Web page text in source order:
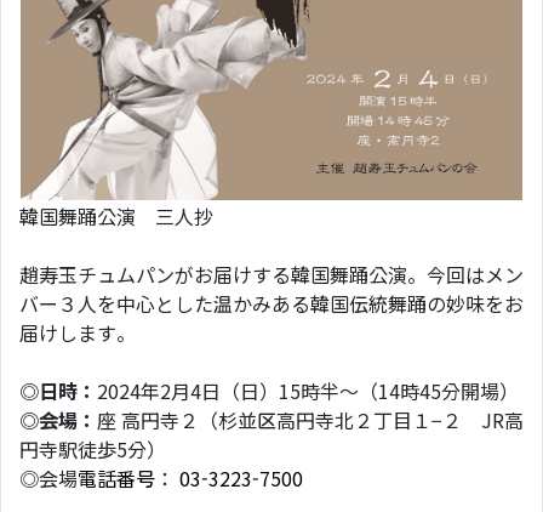
韓国舞踊公演 三人抄
趙寿玉チュムパンがお届けする韓国舞踊公演。今回はメン
バー３人を中心とした温かみある韓国伝統舞踊の妙味をお
届けします。
◎日時： 2024年2月4日（日）15時半～（14時45分開場）
◎会場： 座 高円寺２（杉並区高円寺北２丁目１−２ JR高
円寺駅徒歩5分）
◎会場電話番号 ： 03-3223-7500